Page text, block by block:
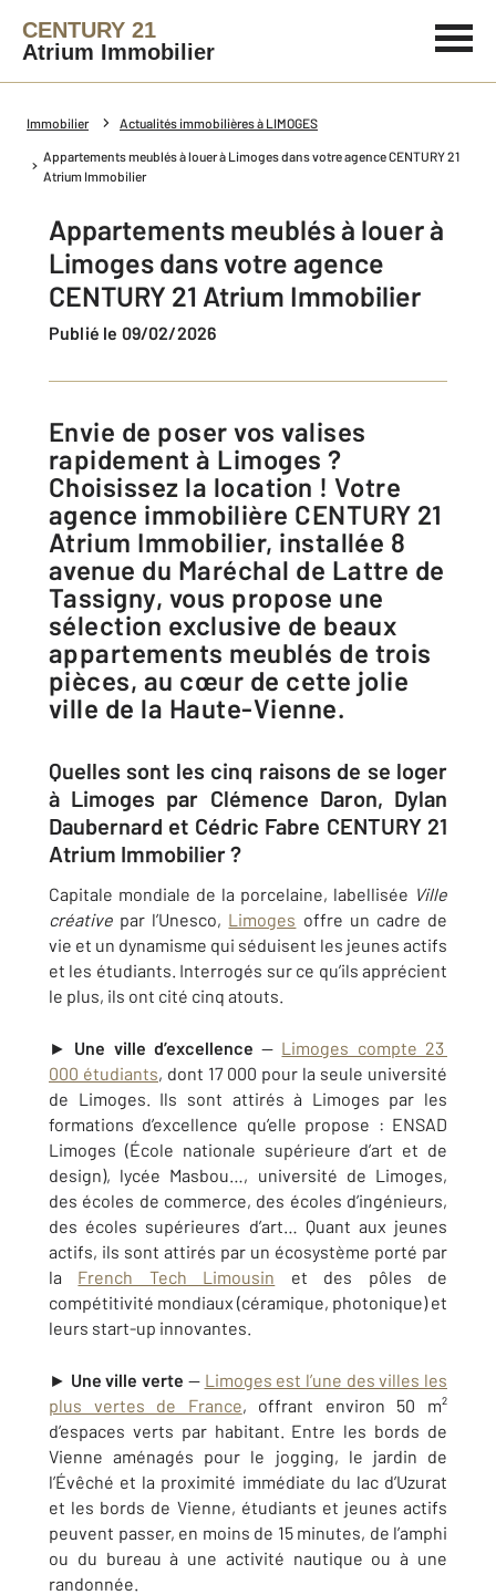
CENTURY 21
Atrium Immobilier
Immobilier Actualités immobilières à LIMOGES
Appartements meublés à louer à Limoges dans votre agence CENTURY 21
Atrium Immobilier
Appartements meublés à louer à
Limoges dans votre agence
CENTURY 21 Atrium Immobilier
Publié le 09/02/2026
Envie de poser vos valises
rapidement à Limoges ?
Choisissez la location ! Votre
agence immobilière CENTURY 21
Atrium Immobilier, installée 8
avenue du Maréchal de Lattre de
Tassigny, vous propose une
sélection exclusive de beaux
appartements meublés de trois
pièces, au cœur de cette jolie
ville de la Haute-Vienne.
Quelles sont les cinq raisons de se loger
à Limoges par Clémence Daron, Dylan
Daubernard et Cédric Fabre CENTURY 21
Atrium Immobilier ?
Capitale mondiale de la porcelaine, labellisée Ville
créative par l’Unesco, Limoges offre un cadre de
vie et un dynamisme qui séduisent les jeunes actifs
et les étudiants. Interrogés sur ce qu’ils apprécient
le plus, ils ont cité cinq atouts.
► Une ville d’excellence — Limoges compte 23
000 étudiants, dont 17 000 pour la seule université
de Limoges. Ils sont attirés à Limoges par les
formations d’excellence qu’elle propose : ENSAD
Limoges (École nationale supérieure d’art et de
design), lycée Masbou…, université de Limoges,
des écoles de commerce, des écoles d’ingénieurs,
des écoles supérieures d’art… Quant aux jeunes
actifs, ils sont attirés par un écosystème porté par
la French Tech Limousin et des pôles de
compétitivité mondiaux (céramique, photonique) et
leurs start-up innovantes.
► Une ville verte — Limoges est l’une des villes les
plus vertes de France, offrant environ 50 m²
d’espaces verts par habitant. Entre les bords de
Vienne aménagés pour le jogging, le jardin de
l’Évêché et la proximité immédiate du lac d’Uzurat
et les bords de Vienne, étudiants et jeunes actifs
peuvent passer, en moins de 15 minutes, de l’amphi
ou du bureau à une activité nautique ou à une
randonnée.